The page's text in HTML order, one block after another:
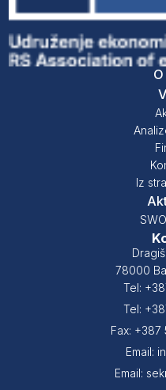
Iz
78000
Tel:
Tel:
Fax: +387
Email:
Email: